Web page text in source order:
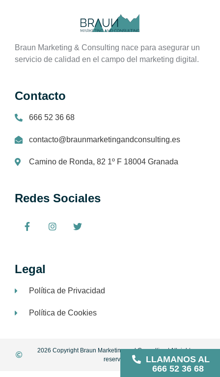
Braun Marketing & Consulting nace para asegurar un
servicio de calidad en el campo del marketing digital.
Contacto
666 52 36 68
contacto@braunmarketingandconsulting.es
Camino de Ronda, 82 1º F 18004 Granada
Redes Sociales
Legal
Política de Privacidad
Política de Cookies
2026 Copyright Braun Marketing and Consulting | All rights
reserved
LLAMANOS AL
666 52 36 68